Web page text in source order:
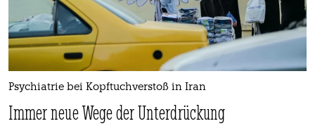
Psychiatrie bei Kopftuchverstoß in Iran
Immer neue Wege der Unterdrückung